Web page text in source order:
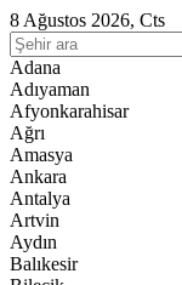
8 Ağustos 2026, Cts
Adana
Adıyaman
Afyonkarahisar
Ağrı
Amasya
Ankara
Antalya
Artvin
Aydın
Balıkesir